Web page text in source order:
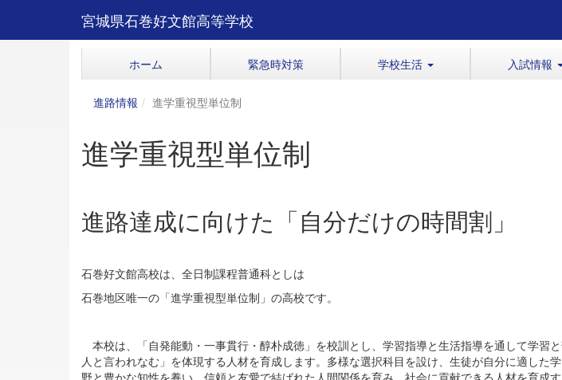
宮城県石巻好文館高等学校
ホーム 緊急時対策 学校生活 入試情報
進路情報 進学重視型単位制
進学重視型単位制
進路達成に向けた「自分だけの時間割」
石巻好文館高校は、全日制課程普通科としは
石巻地区唯一の「進学重視型単位制」の高校です。
本校は、「自発能動・一事貫行・醇朴成徳」を校訓とし、学習指導と生活指導を通して学習
人と言われなむ」を体現する人材を育成します。多様な選択科目を設け、生徒が自分に適した
野と豊かな知性を養い、信頼と友愛で結ばれた人間関係を育み、社会に貢献できる人材を育成す